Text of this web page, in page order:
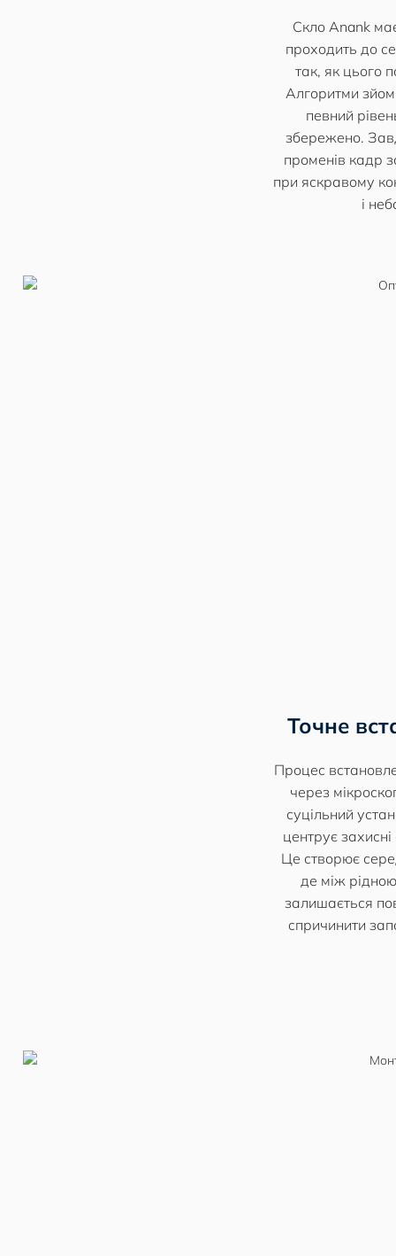
Скло Anank
проходить до
так, як цього
Алгоритми
певний
збережено.
променів кадр
при яскравому
і
Точне
Процес
через
суцільний
центрує
Це створює
де між
залишається
спричинити